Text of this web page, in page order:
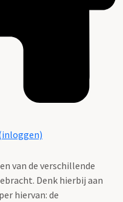
van de verschillende
Denk hierbij aan
hiervan: de